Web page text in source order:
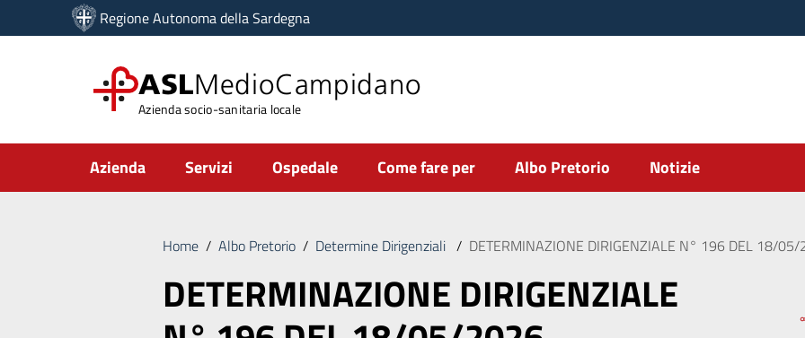
Vai ai contenuti
Vai al menu di navigazione
Regione Autonoma della Sardegna
ASLMedioCampidano
Azienda socio-sanitaria locale
Submenu
Azienda Servizi Ospedale Come fare per Albo Pretorio Notizie
Home / Albo Pretorio / Determine Dirigenziali / DETERMINAZIONE DIRIGENZIALE N° 196 DEL 18/
DETERMINAZIONE DIRIGENZIALE